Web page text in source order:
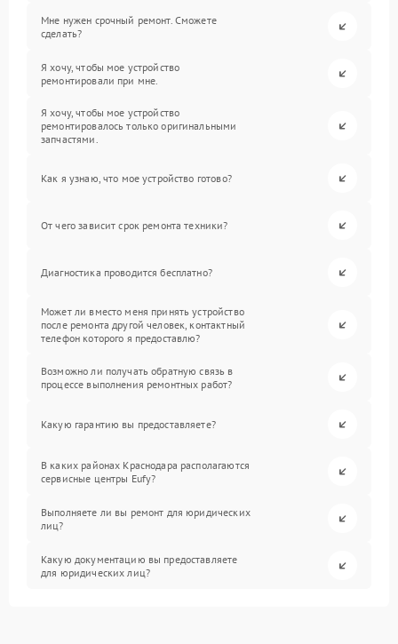
Мне нужен срочный ремонт. Сможете
сделать?
Я хочу, чтобы мое устройство
ремонтировали при мне.
Я хочу, чтобы мое устройство
ремонтировалось только оригинальными
запчастями.
Как я узнаю, что мое устройство готово?
От чего зависит срок ремонта техники?
Диагностика проводится бесплатно?
Может ли вместо меня принять устройство
после ремонта другой человек, контактный
телефон которого я предоставлю?
Возможно ли получать обратную связь в
процессе выполнения ремонтных работ?
Какую гарантию вы предоставляете?
В каких районах Краснодара располагаются
сервисные центры Eufy?
Выполняете ли вы ремонт для юридических
лиц?
Какую документацию вы предоставляете
для юридических лиц?